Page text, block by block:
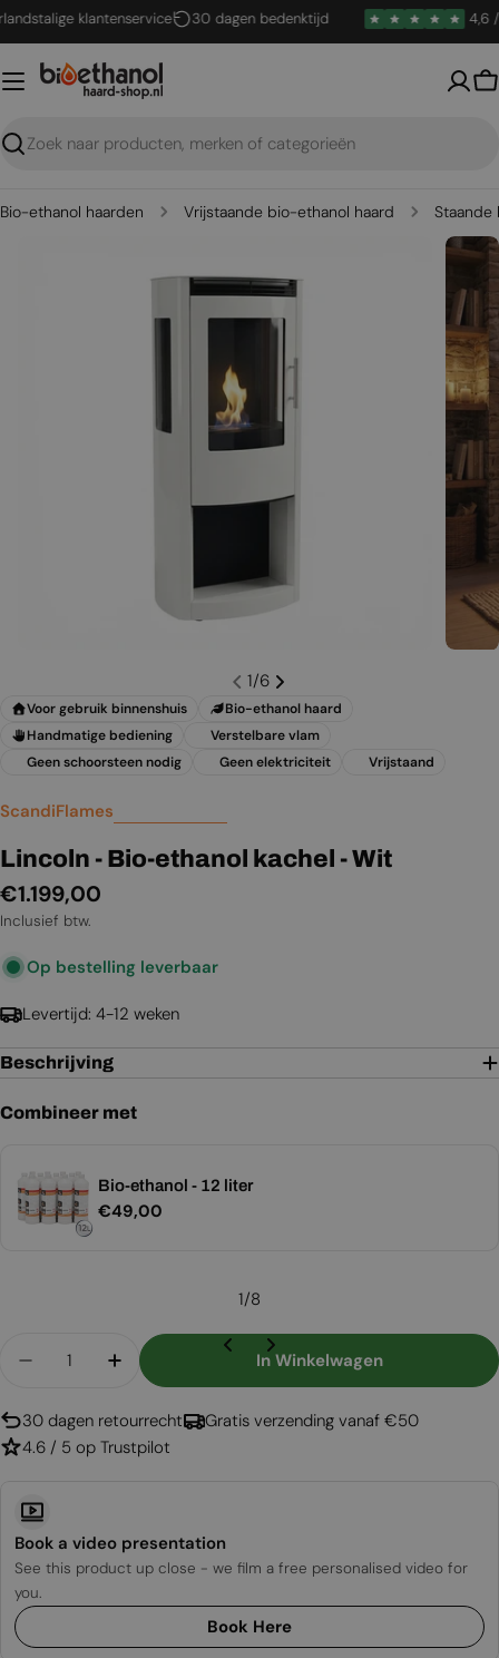
Ga
naar
inhoud
klantenservice 30 dagen bedenktijd 4,6 / 5
Zoeken
Bio-ethanol haarden Vrijstaande bio-ethanol haard Staande
Open media 0 in een venster Open
1/6
Voor gebruik binnenshuis
Bio-ethanol haard
Handmatige bediening
Verstelbare vlam
Geen schoorsteen nodig
Geen elektriciteit Vrijstaand
ScandiFlames
Lincoln - Bio-ethanol kachel - Wit
Normale
prijs
€1.199,00
Inclusief btw.
Op bestelling leverbaar
Levertijd: 4-12 weken
Beschrijving
Combineer met
Bio-ethanol - 12 liter
Normale
€49,00
1/8
Aantal Verlagen Voor Lincoln - Bio-Ethanol
Aantal Verhogen Voor Lincoln - Bio-
In Winkelwagen
30 dagen retourrecht
Gratis verzending vanaf €50
4.6 / 5 op Trustpilot
Book a video presentation
See this product up close - we film a free personalised video for
you.
Book Here